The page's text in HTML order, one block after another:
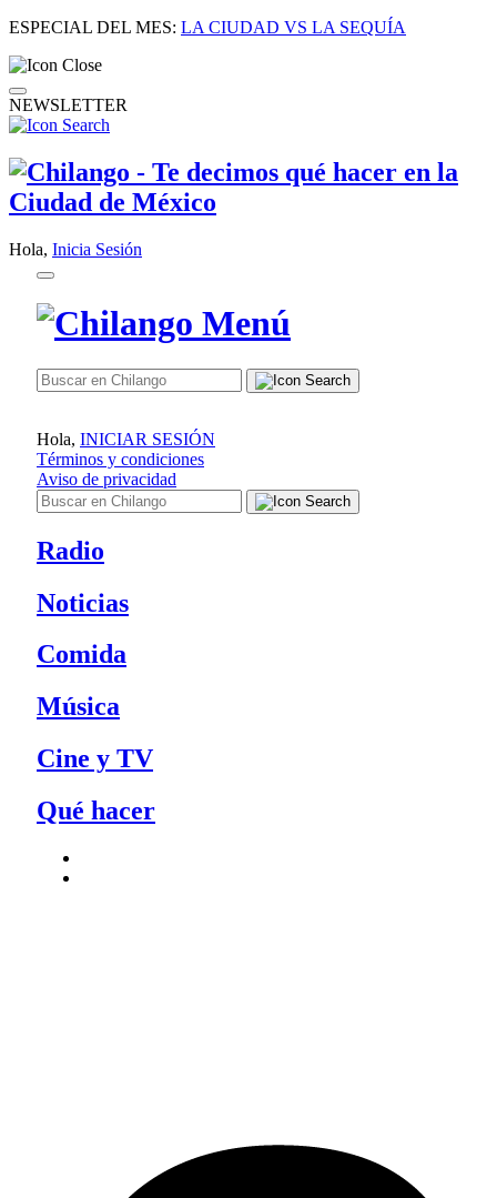
ESPECIAL DEL MES: LA CIUDAD VS LA SEQUÍA
NEWSLETTER
Hola, Inicia Sesión
Hola, INICIAR SESIÓN
Términos y condiciones
Aviso de privacidad
Radio
Noticias
Comida
Música
Cine y TV
Qué hacer